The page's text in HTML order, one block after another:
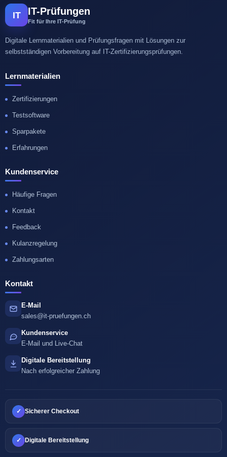
IT IT-Prüfungen
Fit für Ihre IT-Prüfung
Digitale Lernmaterialien und Prüfungsfragen mit Lösungen zur
selbstständigen Vorbereitung auf IT-Zertifizierungsprüfungen.
Lernmaterialien
Zertifizierungen
Testsoftware
Sparpakete
Erfahrungen
Kundenservice
Häufige Fragen
Kontakt
Feedback
Kulanzregelung
Zahlungsarten
Kontakt
E-Mail
sales@it-pruefungen.ch
Kundenservice
E-Mail und Live-Chat
Digitale Bereitstellung
Nach erfolgreicher Zahlung
✓ Sicherer Checkout
✓ Digitale Bereitstellung